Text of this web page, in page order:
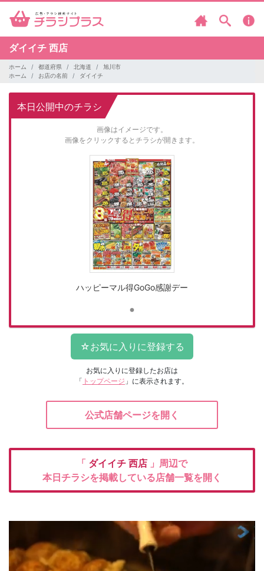
ダイイチ 西店
ホーム 都道府県 北海道
旭川市
ホーム
お店の名前 ダイイチ
本日公開中のチラシ
画像はイメージです。
画像をクリックするとチラシが開きます。
ハッピーマル得GoGo感謝デー
お気に入りに登録したお店は
「 トップページ 」に表示されます。
公式店舗ページを開く
「 ダイイチ 西店 」周辺で
本日チラシを掲載している店舗一覧を開く